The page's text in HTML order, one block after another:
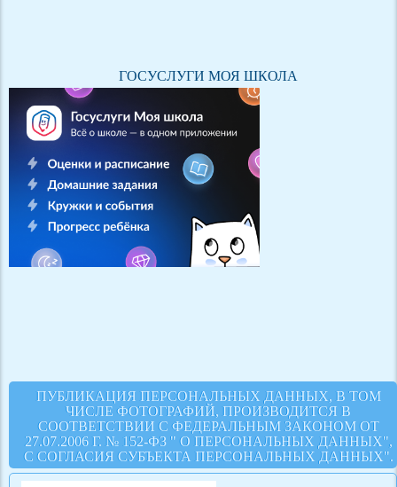
ГОСУСЛУГИ МОЯ ШКОЛА
ПУБЛИКАЦИЯ ПЕРСОНАЛЬНЫХ ДАННЫХ, В ТОМ
ЧИСЛЕ ФОТОГРАФИЙ, ПРОИЗВОДИТСЯ В
СООТВЕТСТВИИ С ФЕДЕРАЛЬНЫМ ЗАКОНОМ ОТ
27.07.2006 Г. № 152-ФЗ " О ПЕРСОНАЛЬНЫХ ДАННЫХ",
С СОГЛАСИЯ СУБЪЕКТА ПЕРСОНАЛЬНЫХ ДАННЫХ".